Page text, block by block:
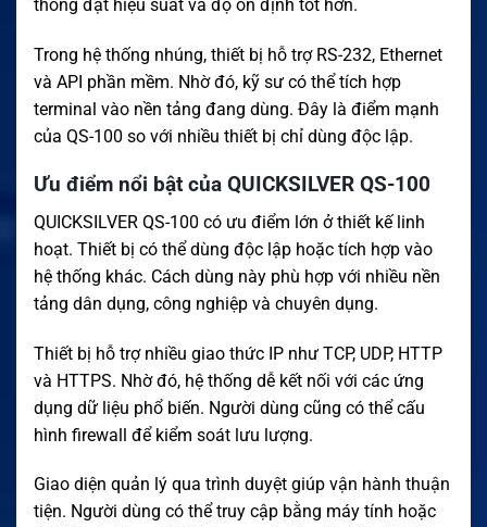
thống đạt hiệu suất và độ ổn định tốt hơn.
Trong hệ thống nhúng, thiết bị hỗ trợ RS-232, Ethernet
và API phần mềm. Nhờ đó, kỹ sư có thể tích hợp
terminal vào nền tảng đang dùng. Đây là điểm mạnh
của QS-100 so với nhiều thiết bị chỉ dùng độc lập.
Ưu điểm nổi bật của QUICKSILVER QS-100
QUICKSILVER QS-100 có ưu điểm lớn ở thiết kế linh
hoạt. Thiết bị có thể dùng độc lập hoặc tích hợp vào
hệ thống khác. Cách dùng này phù hợp với nhiều nền
tảng dân dụng, công nghiệp và chuyên dụng.
Thiết bị hỗ trợ nhiều giao thức IP như TCP, UDP, HTTP
và HTTPS. Nhờ đó, hệ thống dễ kết nối với các ứng
dụng dữ liệu phổ biến. Người dùng cũng có thể cấu
hình firewall để kiểm soát lưu lượng.
Giao diện quản lý qua trình duyệt giúp vận hành thuận
tiện. Người dùng có thể truy cập bằng máy tính hoặc